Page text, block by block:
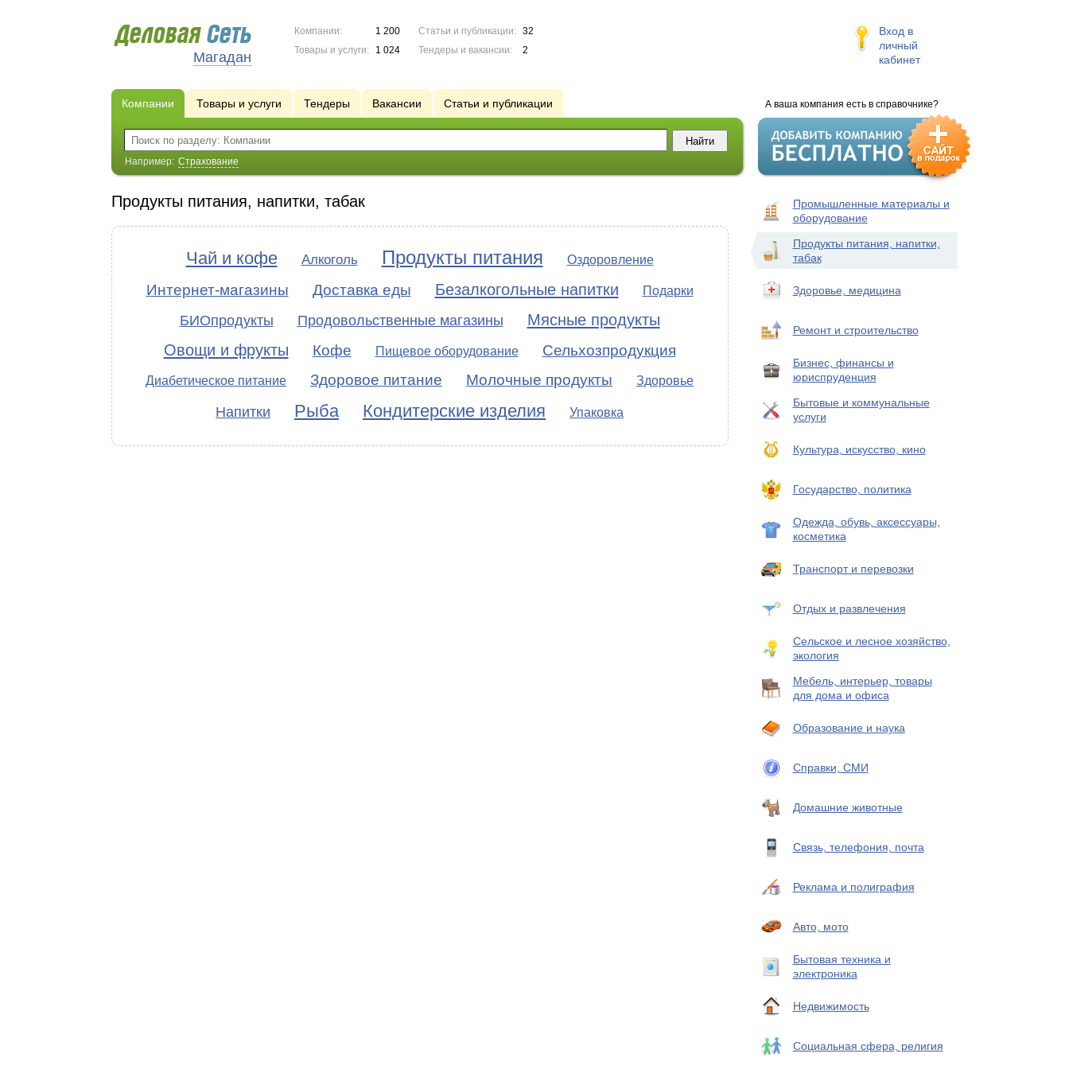
Магадан
Компании:
1 200
Товары и услуги:
1 024
Статьи и публикации:
32
Тендеры и вакансии:
2
Вход в
личный
кабинет
А ваша компания есть в справочнике?
Компании Товары и услуги Тендеры Вакансии Статьи и публикации
Например: Страхование
Продукты питания, напитки, табак
Чай и кофе Алкоголь Продукты питания Оздоровление
Интернет-магазины Доставка еды Безалкогольные напитки Подарки
БИОпродукты Продовольственные магазины
Мясные продукты
Овощи и фрукты
Кофе Пищевое оборудование Сельхозпродукция
Диабетическое питание Здоровое питание Молочные продукты Здоровье
Напитки Рыба Кондитерские изделия Упаковка
Промышленные материалы и
оборудование
Продукты питания, напитки,
табак
Здоровье, медицина
Ремонт и строительство
Бизнес, финансы и
юриспруденция
Бытовые и коммунальные
услуги
Культура, искусство, кино
Государство, политика
Одежда, обувь, аксессуары,
косметика
Транспорт и перевозки
Отдых и развлечения
Сельское и лесное хозяйство,
экология
Мебель, интерьер, товары
для дома и офиса
Образование и наука
Справки, СМИ
Домашние животные
Связь, телефония, почта
Реклама и полиграфия
Авто, мото
Бытовая техника и
электроника
Недвижимость
Социальная сфера, религия